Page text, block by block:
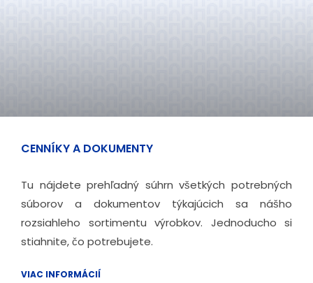
CENNÍKY A DOKUMENTY
Tu nájdete prehľadný súhrn všetkých potrebných
súborov a dokumentov týkajúcich sa nášho
rozsiahleho sortimentu výrobkov. Jednoducho si
stiahnite, čo potrebujete.
VIAC INFORMÁCIÍ